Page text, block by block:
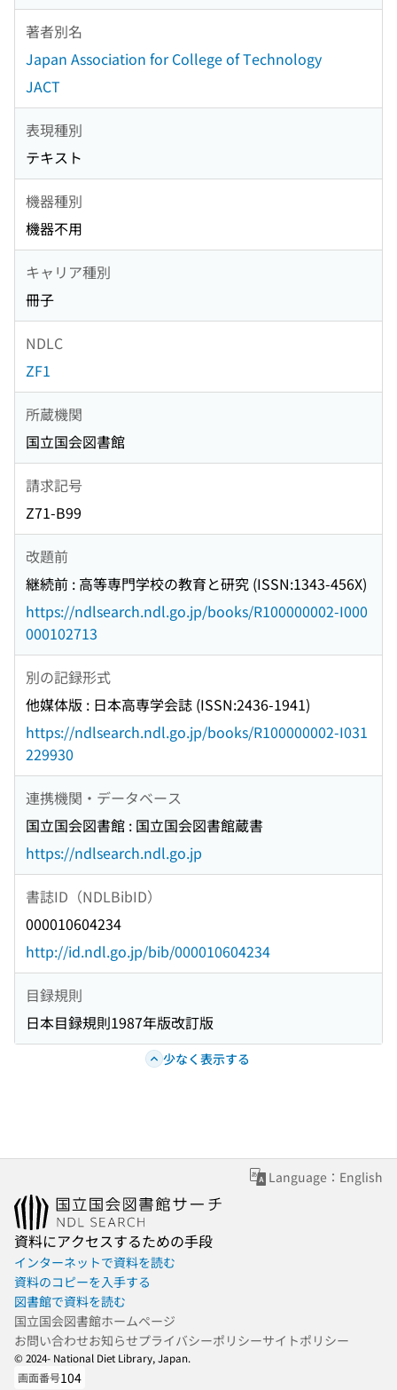
著者別名
Japan Association for College of Technology
JACT
表現種別
テキスト
機器種別
機器不用
キャリア種別
冊子
NDLC
ZF1
所蔵機関
国立国会図書館
請求記号
Z71-B99
改題前
継続前 : 高等専門学校の教育と研究 (ISSN:1343-456X)
https://ndlsearch.ndl.go.jp/books/R100000002-I000
000102713
別の記録形式
他媒体版 : 日本高専学会誌 (ISSN:2436-1941)
https://ndlsearch.ndl.go.jp/books/R100000002-I031
229930
連携機関・データベース
国立国会図書館 : 国立国会図書館蔵書
https://ndlsearch.ndl.go.jp
書誌ID（NDLBibID）
000010604234
http://id.ndl.go.jp/bib/000010604234
目録規則
日本目録規則1987年版改訂版
少なく表示する
Language：English
資料にアクセスするための手段
インターネットで資料を読む
資料のコピーを入手する
図書館で資料を読む
国立国会図書館ホームページ
お問い合わせお知らせプライバシーポリシーサイトポリシー
© 2024- National Diet Library, Japan.
画面番号104